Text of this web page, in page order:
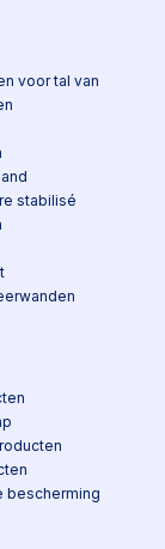
voor tal van
stabilisé
bescherming